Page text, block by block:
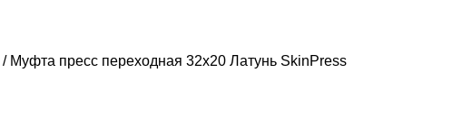
Муфта пресс переходная 32х20 Латунь SkinPress